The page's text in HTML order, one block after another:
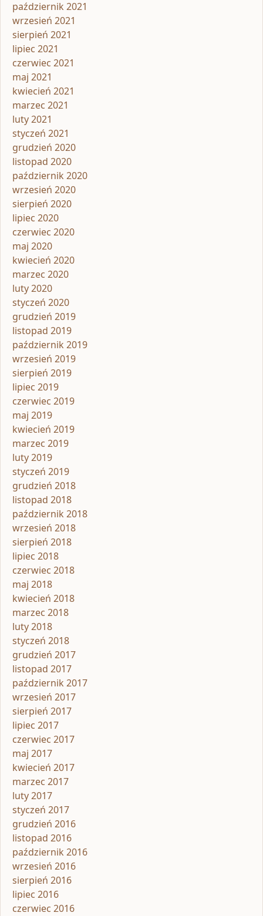
październik 2021
wrzesień 2021
sierpień 2021
lipiec 2021
czerwiec 2021
maj 2021
kwiecień 2021
marzec 2021
luty 2021
styczeń 2021
grudzień 2020
listopad 2020
październik 2020
wrzesień 2020
sierpień 2020
lipiec 2020
czerwiec 2020
maj 2020
kwiecień 2020
marzec 2020
luty 2020
styczeń 2020
grudzień 2019
listopad 2019
październik 2019
wrzesień 2019
sierpień 2019
lipiec 2019
czerwiec 2019
maj 2019
kwiecień 2019
marzec 2019
luty 2019
styczeń 2019
grudzień 2018
listopad 2018
październik 2018
wrzesień 2018
sierpień 2018
lipiec 2018
czerwiec 2018
maj 2018
kwiecień 2018
marzec 2018
luty 2018
styczeń 2018
grudzień 2017
listopad 2017
październik 2017
wrzesień 2017
sierpień 2017
lipiec 2017
czerwiec 2017
maj 2017
kwiecień 2017
marzec 2017
luty 2017
styczeń 2017
grudzień 2016
listopad 2016
październik 2016
wrzesień 2016
sierpień 2016
lipiec 2016
czerwiec 2016